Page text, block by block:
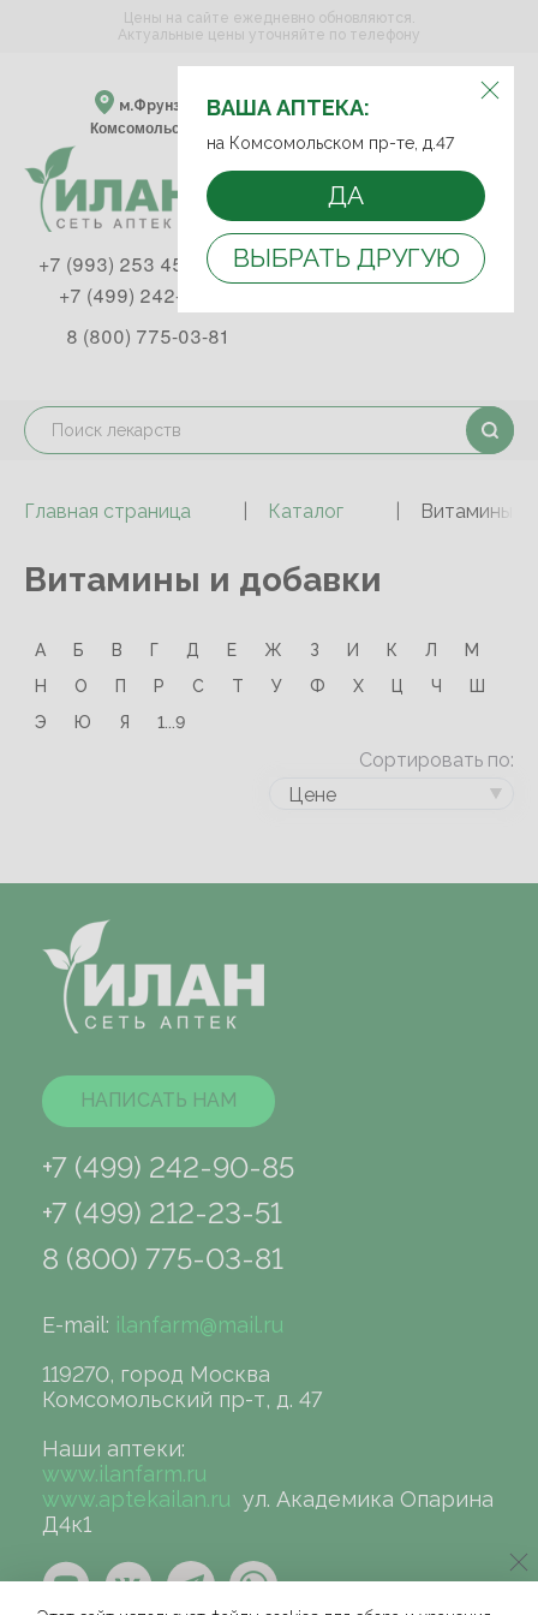
ВЫБЕРИТЕ АПТЕКУ:
м.Фрунзенская м.Спортивная
Комсомольский пр-т, д. 47
ВАША АПТЕКА:
на Комсомольском пр-те, д.47
ДА
ВЫБРАТЬ ДРУГУЮ
Цены на сайте ежедневно обновляются.
Актуальные цены уточняйте по телефону
+7 (993) 253 45 93
+7 (499) 242-90-85
8 (800) 775-03-81
Главная страница Каталог Витамины и
Витамины и добавки
А Б В Г Д Е Ж З И К Л
М
Н
О П Р С Т У Ф Х Ц Ч
Ш
Э
Ю Я 1...9
Сортировать по:
Цене
НАПИСАТЬ НАМ
+7 (499) 242-90-85
+7 (499) 212-23-51
8 (800) 775-03-81
E-mail: ilanfarm@mail.ru
119270, город Москва
Комсомольский пр-т, д. 47
Наши аптеки:
www.ilanfarm.ru
www.aptekailan.ru ул. Академика Опарина
Д4к1